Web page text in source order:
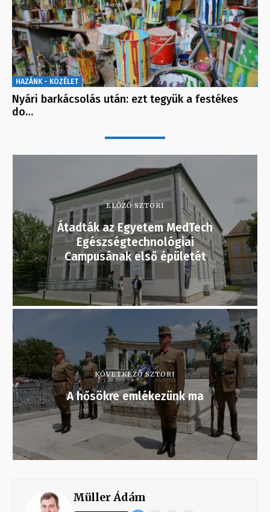
HAZÁNK - KÖZÉLET
Nyári barkácsolás után: ezt tegyük a festékes
do…
ELŐZŐ SZTORI
Átadták az Egyetem MedTech
Egészségtechnológiai
Campusának első épületét
KÖVETKEZŐ SZTORI
A hősökre emlékezünk ma
Müller Ádám